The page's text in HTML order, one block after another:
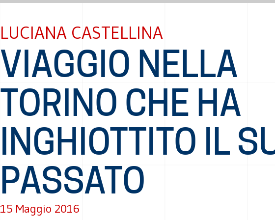
LUCIANA CASTELLINA
VIAGGIO NELLA
TORINO CHE HA
INGHIOTTITO IL
PASSATO
15 Maggio 2016